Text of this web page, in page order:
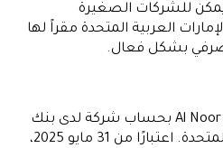
للشركات الصغيرة
العربية المتحدة مقراً لها
بشكل فعال.
تحتفظ شركة Al Noor Trading LLC بحساب شركة لدى بنك
محلي في الإمارات العربية المتحدة. اعتبارًا من 31 مايو 2025،